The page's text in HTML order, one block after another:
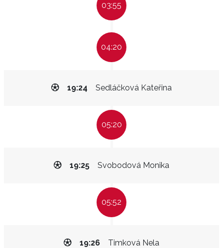
03:55
04:20
Sedláčková Kateřina
19:24
05:20
Svobodová Monika
19:25
05:52
Timková Nela
19:26